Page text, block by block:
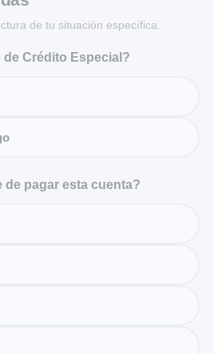
de tu situación específica.
de Crédito Especial?
de pagar esta cuenta?